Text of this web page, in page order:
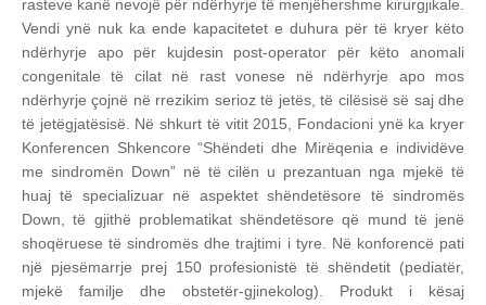
rasteve kanë nevojë për ndërhyrje të menjëhershme kirurgjikale.
Vendi ynë nuk ka ende kapacitetet e duhura për të kryer këto
ndërhyrje apo për kujdesin post-operator për këto anomali
congenitale të cilat në rast vonese në ndërhyrje apo mos
ndërhyrje çojnë në rrezikim serioz të jetës, të cilësisë së saj dhe
të jetëgjatësisë.
Në shkurt të vitit 2015, Fondacioni ynë ka kryer
Konferencen Shkencore “Shëndeti dhe Mirëqenia e individëve
me sindromën Down” në të cilën u prezantuan nga mjekë të
huaj të specializuar në aspektet shëndetësore të sindromës
Down, të gjithë problematikat shëndetësore që mund të jenë
shoqëruese të sindromës dhe trajtimi i tyre. Në konforencë pati
një pjesëmarrje prej 150 profesionistë të shëndetit (pediatër,
mjekë familje dhe obstetër-gjinekolog). Produkt i kësaj